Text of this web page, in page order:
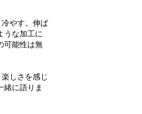
やす。伸ば
うな加工に
可能性は無
しさを感じ
緒に語りま